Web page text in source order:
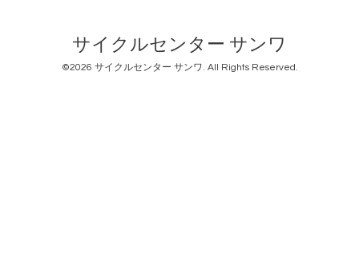
サイクルセンター サンワ
©2026 サイクルセンター サンワ. All Rights Reserved.